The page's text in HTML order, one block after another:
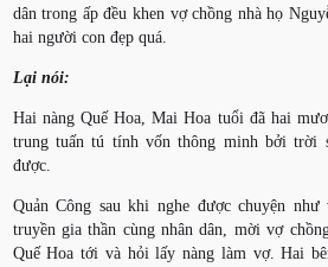
dân trong ấp đều khen vợ chồng nhà họ
hai người con đẹp quá.
Lại nói:
Hai nàng Quế Hoa, Mai Hoa tuổi đã hai
trung tuấn tú tính vốn thông minh bởi trời
được.
Quản Công sau khi nghe được chuyện
truyền gia thần cùng nhân dân, mời vợ
Quế Hoa tới và hỏi lấy nàng làm vợ. Hai